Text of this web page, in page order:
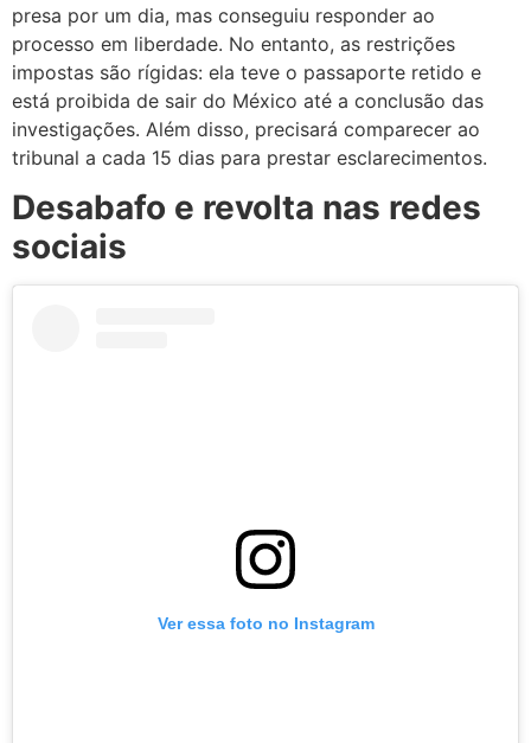
presa por um dia, mas conseguiu responder ao
processo em liberdade. No entanto, as restrições
impostas são rígidas: ela teve o passaporte retido e
está proibida de sair do México até a conclusão das
investigações. Além disso, precisará comparecer ao
tribunal a cada 15 dias para prestar esclarecimentos.
Desabafo e revolta nas redes
sociais
Ver essa foto no Instagram